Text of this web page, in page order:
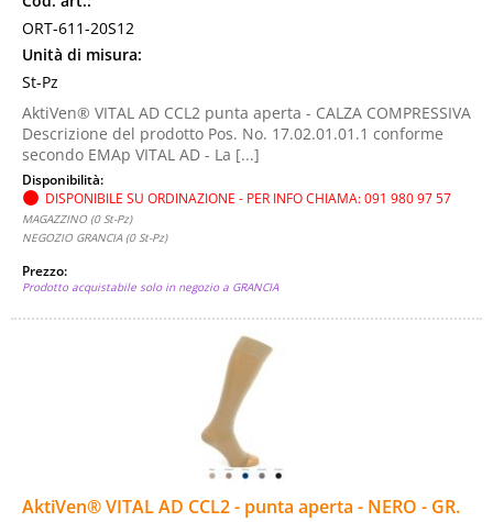
ORT-611-20S12
Unità di misura:
St-Pz
AktiVen® VITAL AD CCL2 punta aperta - CALZA COMPRESSIVA
Descrizione del prodotto Pos. No. 17.02.01.01.1 conforme
secondo EMAp VITAL AD - La [...]
Disponibilità:
DISPONIBILE SU ORDINAZIONE - PER INFO CHIAMA: 091 980 97 57
MAGAZZINO (0 St-Pz)
NEGOZIO GRANCIA (0 St-Pz)
Prezzo:
Prodotto acquistabile solo in negozio a GRANCIA
AktiVen® VITAL AD CCL2 - punta aperta - NERO - GR.